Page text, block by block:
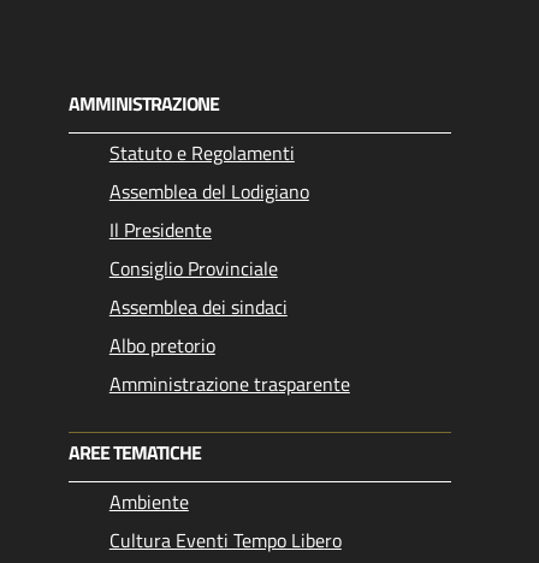
AMMINISTRAZIONE
Statuto e Regolamenti
Assemblea del Lodigiano
Il Presidente
Consiglio Provinciale
Assemblea dei sindaci
Albo pretorio
Amministrazione trasparente
AREE TEMATICHE
Ambiente
Cultura Eventi Tempo Libero